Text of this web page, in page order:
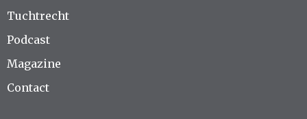
Tuchtrecht
Podcast
Magazine
Contact